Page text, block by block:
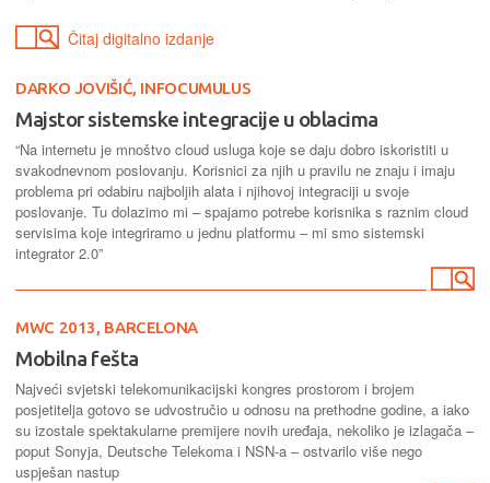
Čitaj digitalno izdanje
DARKO JOVIŠIĆ, INFOCUMULUS
Majstor sistemske integracije u oblacima
“Na internetu je mnoštvo cloud usluga koje se daju dobro iskoristiti u
svakodnevnom poslovanju. Korisnici za njih u pravilu ne znaju i imaju
problema pri odabiru najboljih alata i njihovoj integraciji u svoje
poslovanje. Tu dolazimo mi – spajamo potrebe korisnika s raznim cloud
servisima koje integriramo u jednu platformu – mi smo sistemski
integrator 2.0”
MWC 2013, BARCELONA
Mobilna fešta
Najveći svjetski telekomunikacijski kongres prostorom i brojem
posjetitelja gotovo se udvostručio u odnosu na prethodne godine, a iako
su izostale spektakularne premijere novih uređaja, nekoliko je izlagača –
poput Sonyja, Deutsche Telekoma i NSN-a – ostvarilo više nego
uspješan nastup